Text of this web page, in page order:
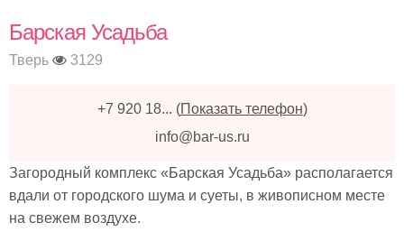
Барская Усадьба
Тверь 3129
+7 920 18... (Показать телефон)
info@bar-us.ru
Загородный комплекс «Барская Усадьба» располагается
вдали от городского шума и суеты, в живописном месте
на свежем воздухе.